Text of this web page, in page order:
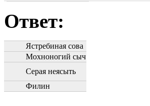
Ответ:
Ястребиная сова
Мохноногий сыч
Серая неясыть
Филин